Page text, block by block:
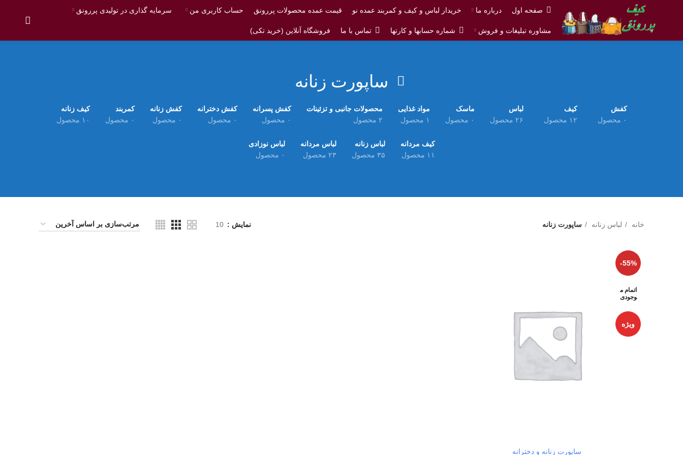
صفحه اول درباره ما خریدار لباس و کیف و کمربند عمده نو قیمت عمده محصولات پررونق حساب کاربری من سرمایه گذاری در تولیدی پررونق
مشاوره تبلیغات و فروش شماره حسابها و کارتها تماس با ما فروشگاه آنلاین (خرید تکی)
ساپورت زنانه
کفش
۰ محصول
کیف
۱۲ محصول
لباس
۲۶ محصول
ماسک
۰ محصول
مواد غذایی
۱ محصول
محصولات جانبی و تزئینات
۲ محصول
کفش پسرانه
۰ محصول
کفش دخترانه
۰ محصول
کفش زنانه
۰ محصول
کمربند
۰ محصول
کیف زنانه
۱۰ محصول
کیف مردانه
۱۱ محصول
لباس زنانه
۳۵ محصول
لباس مردانه
۲۳ محصول
لباس نوزادی
۰ محصول
خانه لباس زنانه ساپورت زنانه نمایش 10
-55%
اتمام م
وجودی
ویژه
اطلاعات بیشتر
ساپورت زنانه و دخترانه